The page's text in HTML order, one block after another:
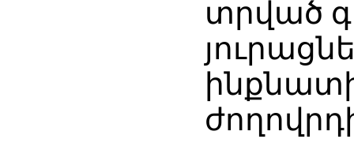
տրված